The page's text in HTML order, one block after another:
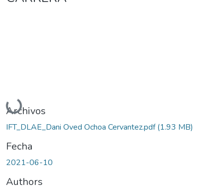
Cargando...
Archivos
IFT_DLAE_Dani Oved Ochoa Cervantez.pdf(1.93 MB)
Fecha
2021-06-10
Authors